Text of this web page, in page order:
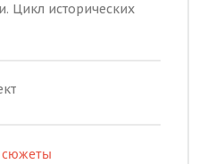
Цикл исторических
сюжеты